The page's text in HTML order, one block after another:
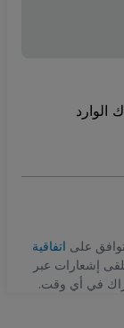
الوارد
على اتفاقية
إشعارات عبر
في أي وقت.